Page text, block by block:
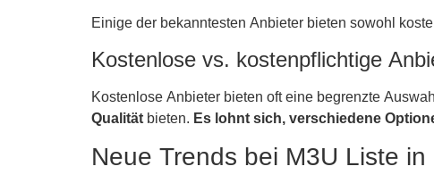
Einige der bekanntesten Anbieter bieten sowohl
Kostenlose vs. kostenpflichtige
Kostenlose Anbieter bieten oft eine begrenzte
Qualität bieten. Es lohnt sich, verschiedene
Neue Trends bei M3U Liste in